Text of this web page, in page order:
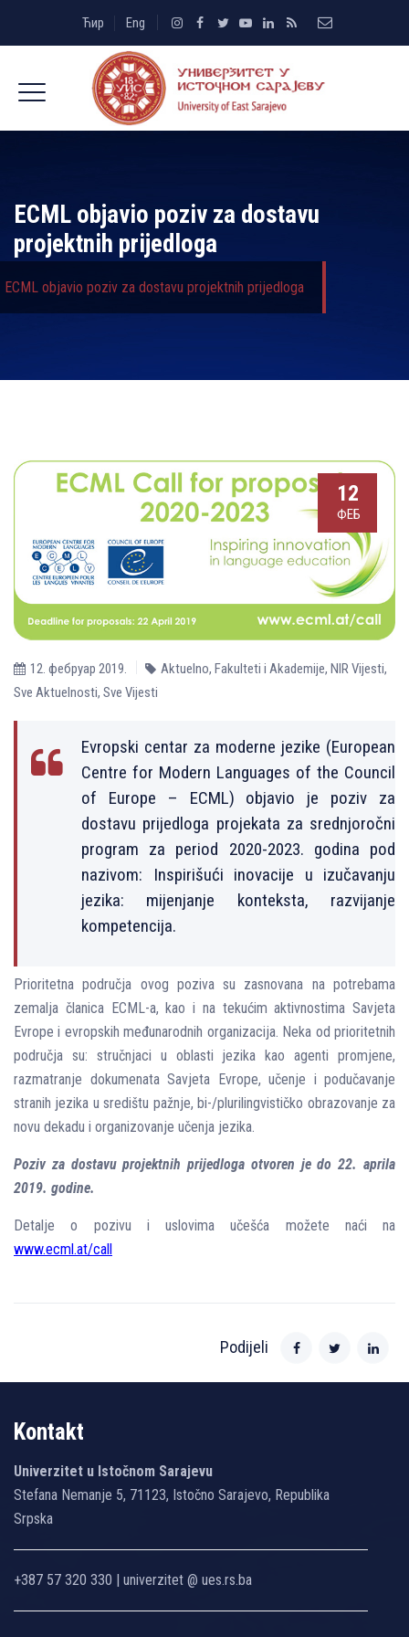
Ћир Eng
ECML objavio poziv za dostavu
projektnih prijedloga
ECML objavio poziv za dostavu projektnih prijedloga
12
ФЕБ
12. фебруар 2019. Aktuelno, Fakulteti i Akademije, NIR Vijesti,
Sve Aktuelnosti, Sve Vijesti
Evropski centar za moderne jezike (European
Centre for Modern Languages of the Council
of Europe – ECML) objavio je poziv za
dostavu prijedloga projekata za srednjoročni
program za period 2020-2023. godina pod
nazivom: Inspirišući inovacije u izučavanju
jezika: mijenjanje konteksta, razvijanje
kompetencija.
Prioritetna područja ovog poziva su zasnovana na potrebama
zemalja članica ECML-a, kao i na tekućim aktivnostima Savjeta
Evrope i evropskih međunarodnih organizacija. Neka od prioritetnih
područja su: stručnjaci u oblasti jezika kao agenti promjene,
razmatranje dokumenata Savjeta Evrope, učenje i podučavanje
stranih jezika u središtu pažnje, bi-/plurilingvističko obrazovanje za
novu dekadu i organizovanje učenja jezika.
Poziv za dostavu projektnih prijedloga otvoren je do 22. aprila
2019. godine.
Detalje o pozivu i uslovima učešća možete naći na
www.ecml.at/call
Podijeli
Kontakt
Univerzitet u Istočnom Sarajevu
Stefana Nemanje 5, 71123, Istočno Sarajevo, Republika
Srpska
+387 57 320 330 | univerzitet @ ues.rs.ba